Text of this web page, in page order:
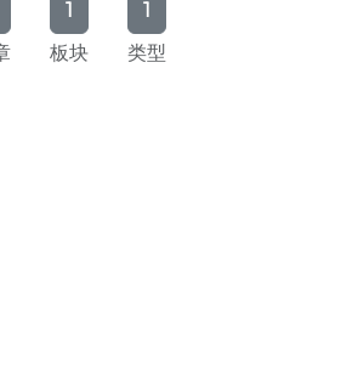
1
板块
1
类型